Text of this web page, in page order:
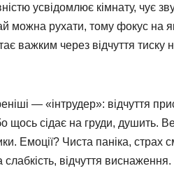
усвідомлює кімнату, чує
можна рухати, тому фокус на
важким через відчуття тиску
— «інтрудер»: відчуття
щось сідає на груди, душить.
Емоції? Чиста паніка, страх
відчуття виснаження.